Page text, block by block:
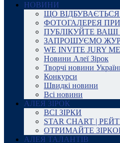
НОВИНИ
ЩО ВІДБУВАЄТЬСЯ
ФОТОГАЛЕРЕЯ
ПУБЛІКУЙТЕ
ЗАПРОШУЄМО
WE INVITE JURY
Новини Алеї Зірок
Творчі новини
Конкурси
Швидкі новини
Всі новини
АЛЕЯ ЗІРОК
ВСІ ЗІРКИ
STAR CHART |
ОТРИМАЙТЕ
АЛЕЯ ТАЛАНТІВ